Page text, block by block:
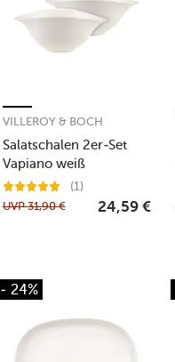
Salatschalen 2er-Set
Vapiano weiß
VILLEROY & BOCH
(1)
UVP31,90 € 24,59 €
- 24%